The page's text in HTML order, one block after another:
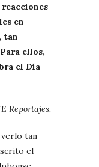
reacciones
en
tan
ellos,
el Día
Reportajes.
verlo tan
el